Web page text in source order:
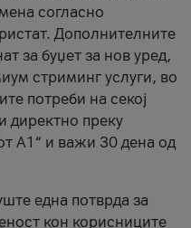
согласно
Дополнителните
за буџет за нов уред,
стриминг услуги, во
потреби на секој
директно преку
А1“ и важи 30 дена од
една потврда за
кон корисниците